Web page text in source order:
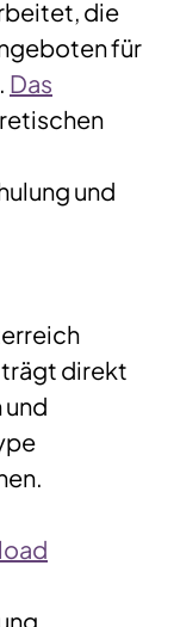
die
für
Das
und
direkt
und